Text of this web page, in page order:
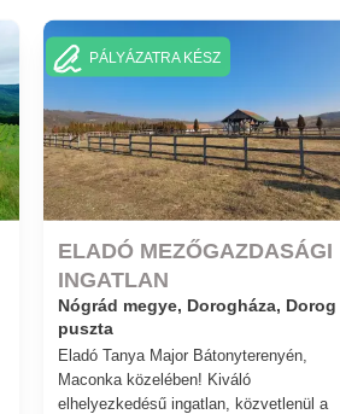
ELADÓ MEZŐGAZDASÁGI
INGATLAN
Nógrád megye, Dorogháza, Dorog
puszta
Eladó Tanya Major Bátonyterenyén,
Maconka közelében! Kiváló
elhelyezkedésű ingatlan, közvetlenül a
PÁLYÁZATRA KÉSZ